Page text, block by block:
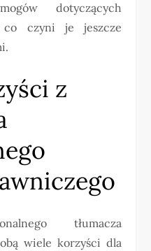
dotyczących
co czyni je jeszcze
z
tłumacza
wiele korzyści dla